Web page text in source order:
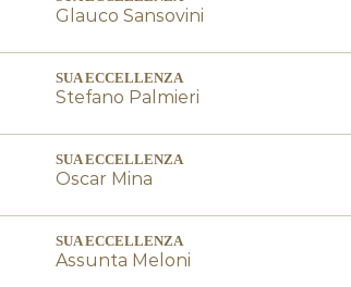
Glauco Sansovini
SUA ECCELLENZA
Stefano Palmieri
SUA ECCELLENZA
Oscar Mina
SUA ECCELLENZA
Assunta Meloni